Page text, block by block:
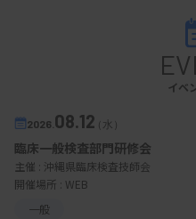
イベ
2026. 08.12（水）
臨床一般検査部門研修会
主催 : 沖縄県臨床検査技師会
開催場所 : WEB
一般